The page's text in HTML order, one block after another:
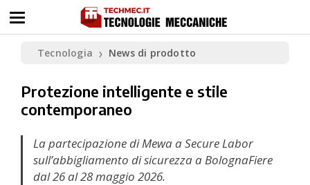
Tecnologia ❯ News di prodotto
Protezione intelligente e stile
contemporaneo
La partecipazione di Mewa a Secure Labor
sull’abbigliamento di sicurezza a BolognaFiere
dal 26 al 28 maggio 2026.